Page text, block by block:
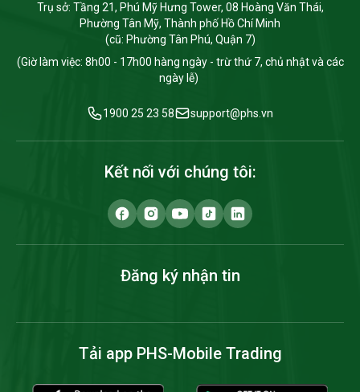
Trụ sở: Tầng 21, Phú Mỹ Hưng Tower, 08 Hoàng Văn Thái,
Phường Tân Mỹ, Thành phố Hồ Chí Minh
(cũ: Phường Tân Phú, Quận 7)
(Giờ làm việc: 8h00 - 17h00 hàng ngày - trừ thứ 7, chủ nhật và các
ngày lễ)
1900 25 23 58 support@phs.vn
Kết nối với chúng tôi:
Đăng ký nhận tin
Tải app PHS-Mobile Trading